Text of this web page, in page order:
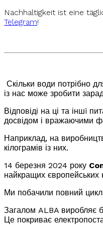
Nachhaltigkeit ist eine
Telegram!
із нас може зробити
Відповіді на ці та іншi
досвідом і вражаючими
Наприклад, на
кілограмів із них.
14 березня 2024 року
найкращих європейських
Ми побачили повний цикл
Загалом ALBA виробляє
Це покриває